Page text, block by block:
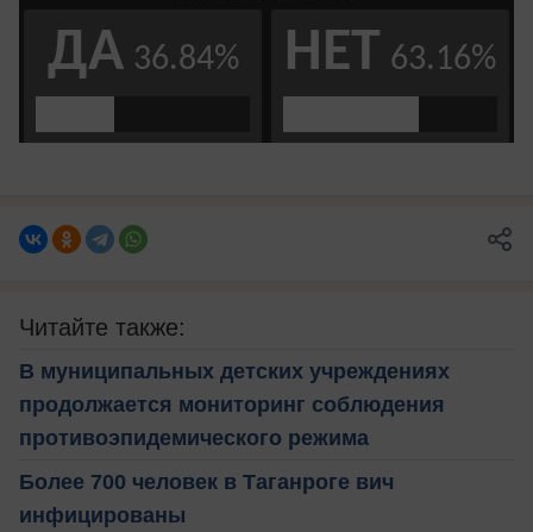
Читайте также:
В муниципальных детских учреждениях
продолжается мониторинг соблюдения
противоэпидемического режима
Более 700 человек в Таганроге вич
инфицированы